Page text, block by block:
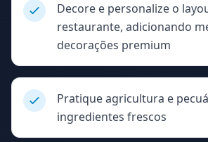
Decore e personalize o
restaurante, adicionando
decorações premium
Pratique agricultura e
ingredientes frescos